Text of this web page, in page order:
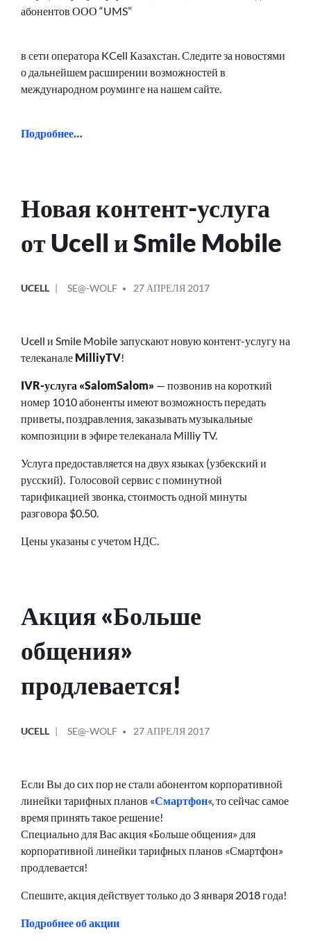
абонентов ООО “UMS”
в сети оператора KCell Казахстан. Следите за новостями
о дальнейшем расширении возможностей в
международном роуминге на нашем сайте.
Подробнее…
Новая контент-услуга
от Ucell и Smile Mobile
В
UCELL
ОТ
SE@-WOLF 27 АПРЕЛЯ 2017
Ucell и Smile Mobile запускают новую контент-услугу на
телеканале MilliyTV!
IVR-услуга «SalomSalom» — позвонив на короткий
номер 1010 абоненты имеют возможность передать
приветы, поздравления, заказывать музыкальные
композиции в эфире телеканала Milliy TV.
Услуга предоставляется на двух языках (узбекский и
русский). Голосовой сервис с поминутной
тарификацией звонка, стоимость одной минуты
разговора $0.50.
Цены указаны с учетом НДС.
Акция «Больше
общения»
продлевается!
В
UCELL
ОТ
SE@-WOLF 27 АПРЕЛЯ 2017
Если Вы до сих пор не стали абонентом корпоративной
линейки тарифных планов «Смартфон«, то сейчас самое
время принять такое решение!
Специально для Вас акция «Больше общения» для
корпоративной линейки тарифных планов «Смартфон»
продлевается!
Спешите, акция действует только до 3 января 2018 года!
Подробнее об акции